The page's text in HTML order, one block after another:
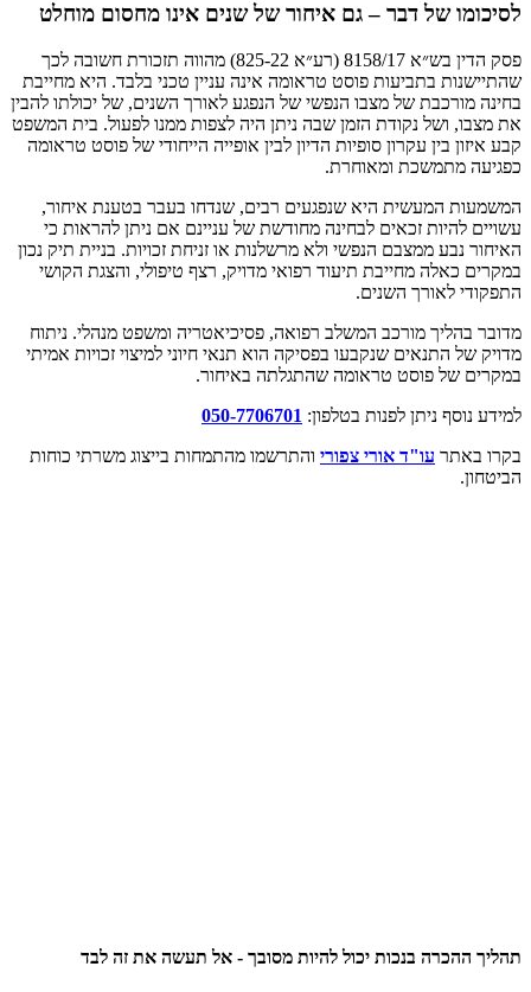
לסיכומו של דבר – גם איחור של שנים אינו מחסום מוחלט
פסק הדין בש״א 8158/17 (רע״א 825-22) מהווה תזכורת חשובה לכך
שהתיישנות בתביעות פוסט טראומה אינה עניין טכני בלבד. היא מחייבת
בחינה מורכבת של מצבו הנפשי של הנפגע לאורך השנים, של יכולתו להבין
את מצבו, ושל נקודת הזמן שבה ניתן היה לצפות ממנו לפעול. בית המשפט
קבע איזון בין עקרון סופיות הדיון לבין אופייה הייחודי של פוסט טראומה
כפגיעה מתמשכת ומאוחרת.
המשמעות המעשית היא שנפגעים רבים, שנדחו בעבר בטענת איחור,
עשויים להיות זכאים לבחינה מחודשת של עניינם אם ניתן להראות כי
האיחור נבע ממצבם הנפשי ולא מרשלנות או זניחת זכויות. בניית תיק נכון
במקרים כאלה מחייבת תיעוד רפואי מדויק, רצף טיפולי, והצגת הקושי
התפקודי לאורך השנים.
מדובר בהליך מורכב המשלב רפואה, פסיכיאטריה ומשפט מנהלי. ניתוח
מדויק של התנאים שנקבעו בפסיקה הוא תנאי חיוני למיצוי זכויות אמיתי
במקרים של פוסט טראומה שהתגלתה באיחור.
למידע נוסף ניתן לפנות בטלפון: 050-7706701
בקרו באתר עו"ד אורי צפורי והתרשמו מהתמחות בייצוג משרתי כוחות
הביטחון.
תהליך ההכרה בנכות יכול להיות מסובך - אל תעשה את זה לבד